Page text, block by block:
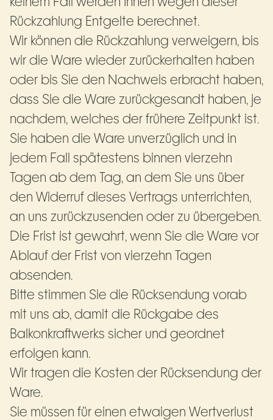
Rückzahlung Entgelte berechnet.
Wir können die Rückzahlung verweigern, bis
wir die Ware wieder zurückerhalten haben
oder bis Sie den Nachweis erbracht haben,
dass Sie die Ware zurückgesandt haben, je
nachdem, welches der frühere Zeitpunkt ist.
Sie haben die Ware unverzüglich und in
jedem Fall spätestens binnen vierzehn
Tagen ab dem Tag, an dem Sie uns über
den Widerruf dieses Vertrags unterrichten,
an uns zurückzusenden oder zu übergeben.
Die Frist ist gewahrt, wenn Sie die Ware vor
Ablauf der Frist von vierzehn Tagen
absenden.
Bitte stimmen Sie die Rücksendung vorab
mit uns ab, damit die Rückgabe des
Balkonkraftwerks sicher und geordnet
erfolgen kann.
Wir tragen die Kosten der Rücksendung der
Ware.
Sie müssen für einen etwaigen Wertverlust